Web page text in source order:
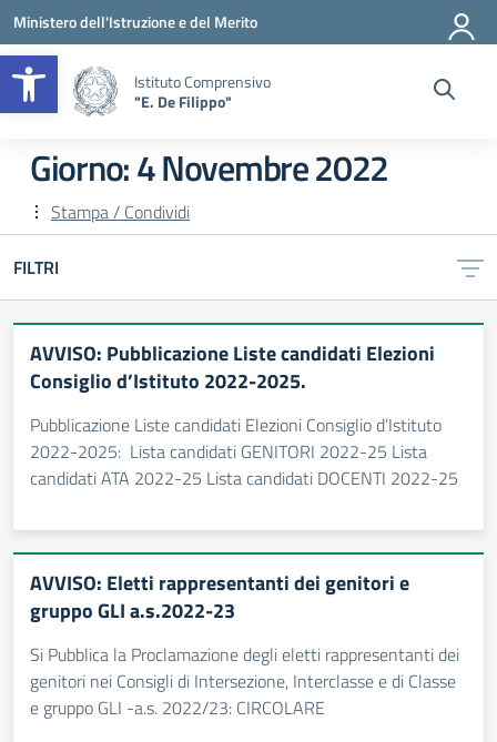
Apri la barra degli strumenti
Vai ai contenuti
Vai al menu di navigazione
Vai al footer
Ministero dell'Istruzione e del Merito
Istituto Comprensivo
"E. De Filippo"
Giorno:4 Novembre 2022
Stampa / Condividi
FILTRI
AVVISO: Pubblicazione Liste candidati Elezioni
Consiglio d’Istituto 2022-2025.
Pubblicazione Liste candidati Elezioni Consiglio d’Istituto
2022-2025: Lista candidati GENITORI 2022-25 Lista
candidati ATA 2022-25 Lista candidati DOCENTI 2022-25
AVVISO: Eletti rappresentanti dei genitori e
gruppo GLI a.s.2022-23
Si Pubblica la Proclamazione degli eletti rappresentanti dei
genitori nei Consigli di Intersezione, Interclasse e di Classe
e gruppo GLI -a.s. 2022/23: CIRCOLARE